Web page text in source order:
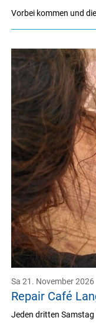
Vorbei kommen und
Repair Café
Sa 21. November 2026
Jeden dritten